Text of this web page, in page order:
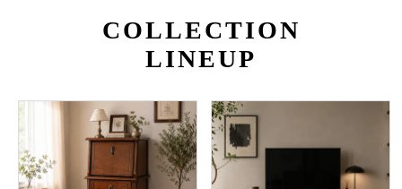
COLLECTION
LINEUP